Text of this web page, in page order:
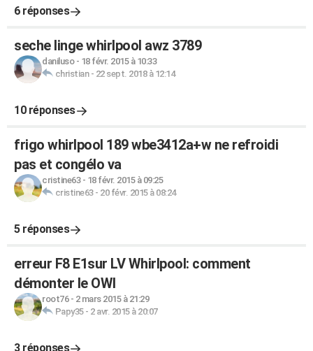
6 réponses
seche linge whirlpool awz 3789
daniluso- 18 févr. 2015 à 10:33
christian- 22 sept. 2018 à 12:14
10 réponses
frigo whirlpool 189 wbe3412a+w ne refroidi
pas et congélo va
cristine63- 18 févr. 2015 à 09:25
cristine63- 20 févr. 2015 à 08:24
5 réponses
erreur F8 E1sur LV Whirlpool: comment
démonter le OWI
root76- 2 mars 2015 à 21:29
Papy35- 2 avr. 2015 à 20:07
3 réponses